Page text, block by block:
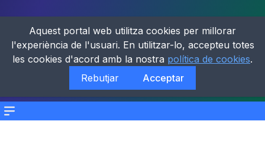
Menu
Aquest portal web utilitza cookies per millorar
l'experiència de l'usuari. En utilitzar-lo, accepteu totes
les cookies d'acord amb la nostra política de cookies.
Rebutjar
Acceptar